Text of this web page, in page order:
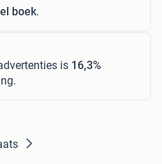
boek.
is 16,3%